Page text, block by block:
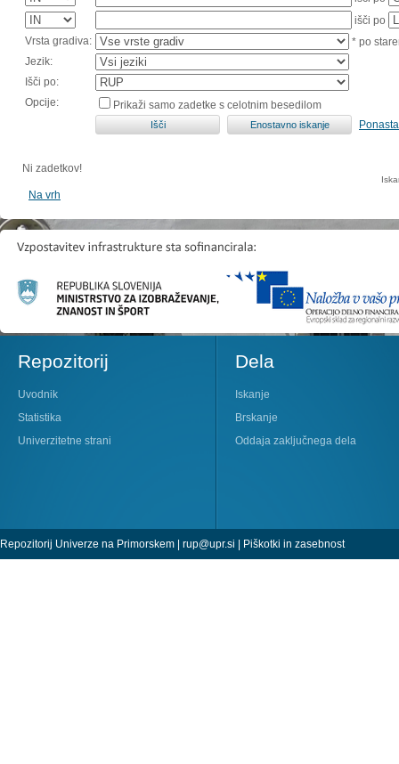
išči po
Vrsta gradiva:
* po
Jezik:
Išči po:
Opcije:
Prikaži samo zadetke s celotnim besedilom
Ni zadetkov!
Na vrh
Repozitorij
Uvodnik
Statistika
Univerzitetne strani
Dela
Iskanje
Brskanje
Oddaja zaključnega dela
Repozitorij Univerze na Primorskem | rup@upr.si | Piškotki in zasebnost